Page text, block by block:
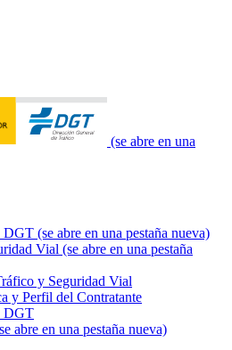
(se abre en una
DGT (se abre en una pestaña nueva)
Vial (se abre en una pestaña
y Seguridad Vial
y Perfil del Contratante
DGT
abre en una pestaña nueva)